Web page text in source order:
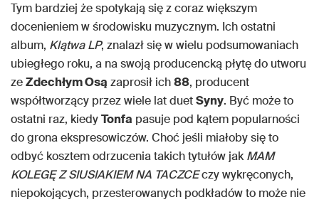
Tym bardziej że spotykają się z coraz większym
docenieniem w środowisku muzycznym. Ich ostatni
album, Klątwa LP, znalazł się w wielu podsumowaniach
ubiegłego roku, a na swoją producencką płytę do utworu
zeZdechłym Osą zaprosił ich88, producent
współtworzący przez wiele lat duetSyny. Być może to
ostatni raz, kiedyTonfa pasuje pod kątem popularności
do grona ekspresowiczów. Choć jeśli miałoby się to
odbyć kosztem odrzucenia takich tytułów jakMAM
KOLEGĘ Z SIUSIAKIEM NA TACZCEczy wykręconych,
niepokojących, przesterowanych podkładów to może nie